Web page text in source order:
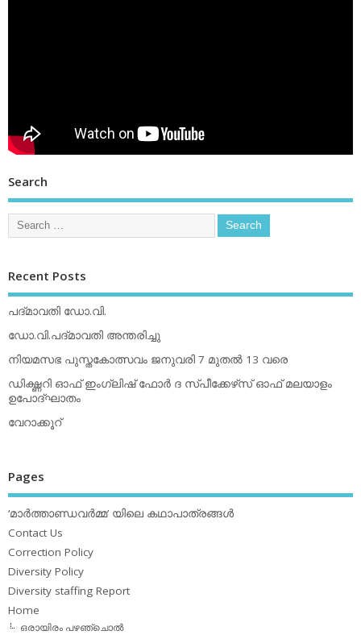
Search
Recent Posts
പദ്മാവതി ഡോ.വി.
ഡോ.വി.പദ്മാവതി അന്തരിച്ചു
നിയമസഭ പുസ്തകോത്സവം ജനുവരി 7 മുതല്‍ 13 വരെ
ഡിക്ഷ്ണറി ഓഫ് ഇംഗ്ലിഷ് ഫോര്‍ ദ സ്പീക്കേഴ്‌സ് ഓഫ് മലയാളം
ഉപോദ്ഘാതം
വേറാക്കൂറ്
Pages
‘മാര്‍ത്താണ്ഡവര്‍മ്മ’ യിലെ കഥാപാത്രങ്ങള്‍
Contact Us
Correction Policy
Diversity Policy
Diversity staffing Report
Home
ഒരായിരം പഴഞ്ചൊല്‍